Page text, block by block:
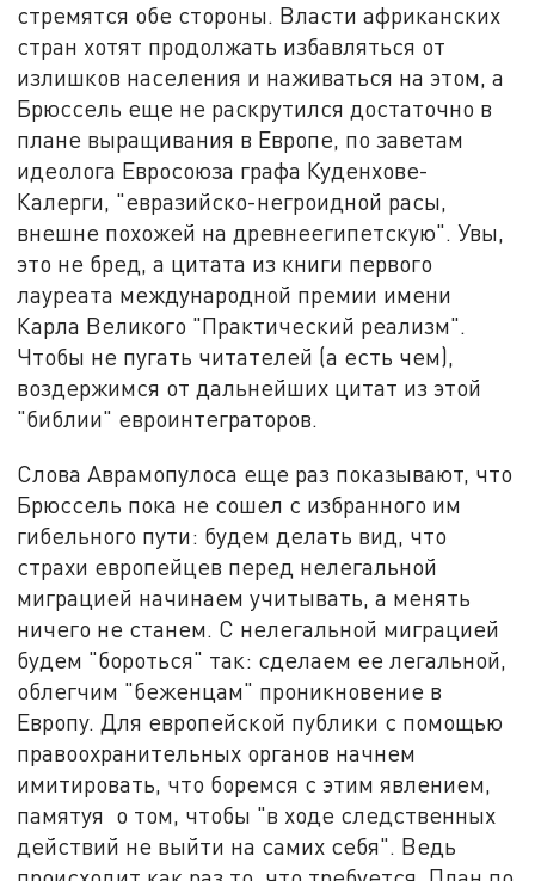
стремятся обе стороны. Власти африканских
стран хотят продолжать избавляться от
излишков населения и наживаться на этом, а
Брюссель еще не раскрутился достаточно в
плане выращивания в Европе, по заветам
идеолога Евросоюза графа Куденхове-
Калерги, "евразийско-негроидной расы,
внешне похожей на древнеегипетскую". Увы,
это не бред, а цитата из книги первого
лауреата международной премии имени
Карла Великого "Практический реализм".
Чтобы не пугать читателей (а есть чем),
воздержимся от дальнейших цитат из этой
"библии" евроинтеграторов.
Слова Аврамопулоса еще раз показывают, что
Брюссель пока не сошел с избранного им
гибельного пути: будем делать вид, что
страхи европейцев перед нелегальной
миграцией начинаем учитывать, а менять
ничего не станем. С нелегальной миграцией
будем "бороться" так: сделаем ее легальной,
облегчим "беженцам" проникновение в
Европу. Для европейской публики с помощью
правоохранительных органов начнем
имитировать, что боремся с этим явлением,
памятуя о том, чтобы "в ходе следственных
действий не выйти на самих себя". Ведь